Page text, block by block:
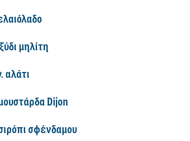
μηλίτη
αλάτι
Dijon
σφένδαμου